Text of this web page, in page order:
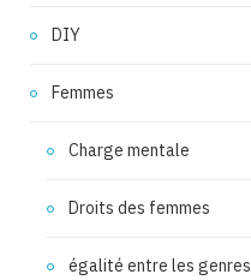
DIY
Femmes
Charge mentale
Droits des femmes
égalité entre les genres